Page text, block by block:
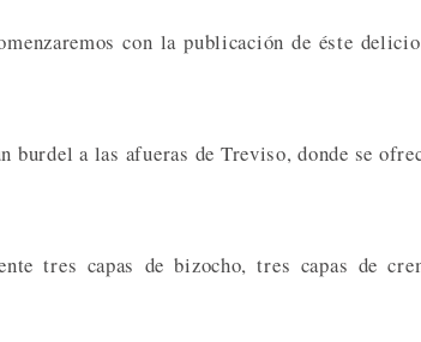
con la publicación de éste
a las afueras de Treviso, donde se
tres capas de bizocho, tres capas de